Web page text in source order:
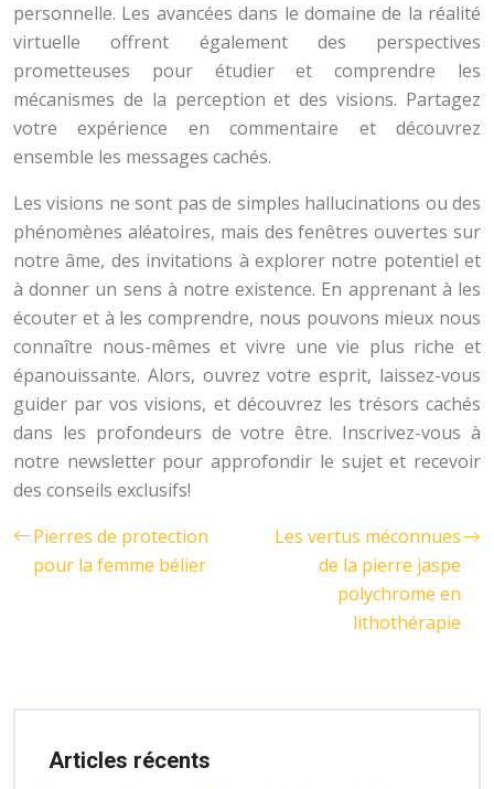
personnelle. Les avancées dans le domaine de la réalité
virtuelle offrent également des perspectives
prometteuses pour étudier et comprendre les
mécanismes de la perception et des visions. Partagez
votre expérience en commentaire et découvrez
ensemble les messages cachés.
Les visions ne sont pas de simples hallucinations ou des
phénomènes aléatoires, mais des fenêtres ouvertes sur
notre âme, des invitations à explorer notre potentiel et
à donner un sens à notre existence. En apprenant à les
écouter et à les comprendre, nous pouvons mieux nous
connaître nous-mêmes et vivre une vie plus riche et
épanouissante. Alors, ouvrez votre esprit, laissez-vous
guider par vos visions, et découvrez les trésors cachés
dans les profondeurs de votre être. Inscrivez-vous à
notre newsletter pour approfondir le sujet et recevoir
des conseils exclusifs!
Pierres de protection
pour la femme bélier
Les vertus méconnues
de la pierre jaspe
polychrome en
lithothérapie
Articles récents